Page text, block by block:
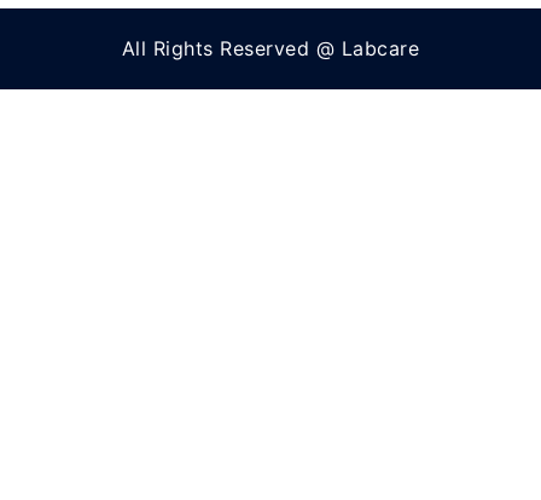
All Rights Reserved @ Labcare